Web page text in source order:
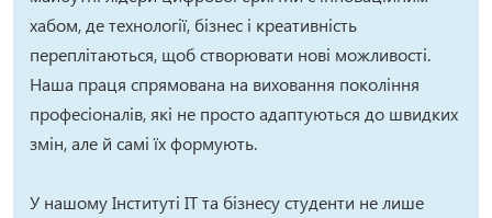
хабом, де технології, бізнес і креативність
переплітаються, щоб створювати нові можливості.
Наша праця спрямована на виховання покоління
професіоналів, які не просто адаптуються до швидких
змін, але й самі їх формують.
У нашому Інституті ІТ та бізнесу студенти не лише